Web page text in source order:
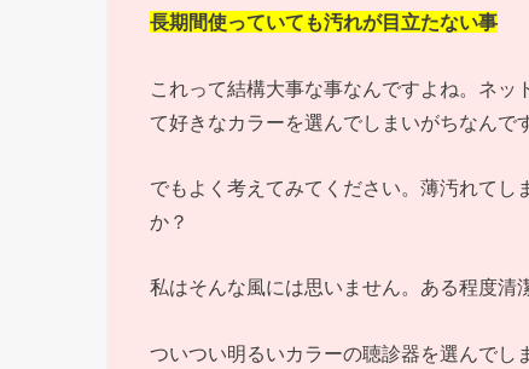
長期間使っていても汚れが目立たない事
これって結構大事な事なんですよね。ネ
て好きなカラーを選んでしまいがちなんで
でもよく考えてみてください。薄汚れて
か？
私はそんな風には思いません。ある程度清
ついつい明るいカラーの聴診器を選んでし